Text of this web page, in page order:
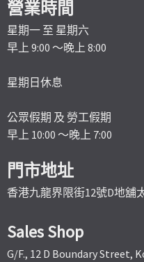
營業時間
星期一 至 星期六
早上 9:00 ～晚上 8:00
星期日休息
公眾假期 及 勞工假期
早上 10:00 ～晚上 7:00
門市地址
香港九龍界限街12號D地舖
Sales Shop
G/F., 12 D Boundary Street,